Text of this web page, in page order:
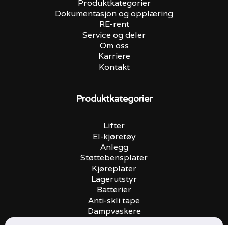
Produktkategorier
Dokumentasjon og opplæring
RE-rent
Service og deler
Om oss
Karriere
Kontakt
Produktkategorier
Lifter
El-kjøretøy
Anlegg
Støttebensplater
Kjøreplater
Lagerutstyr
Batterier
Anti-skli tape
Dampvaskere